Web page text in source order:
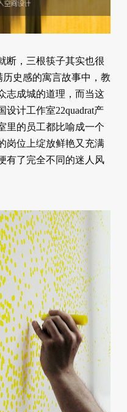
断，三根筷子其实也很
史感的寓言故事中，教
志成城的道理，而当这
计工作室22quadrat产
里的员工都比喻成一个
岗位上绽放鲜艳又充满
有了完全不同的迷人风